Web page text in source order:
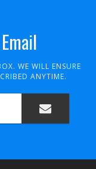
WE WILL ENSURE
ANYTIME.